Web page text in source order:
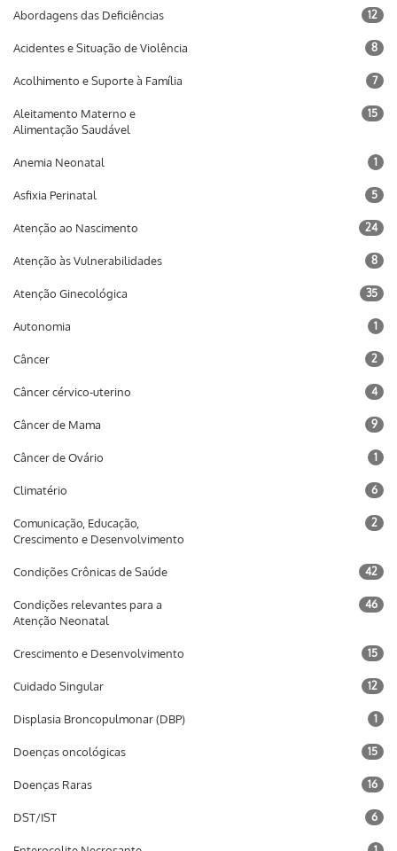
Abordagens das Deficiências 12
Acidentes e Situação de Violência 8
Acolhimento e Suporte à Família 7
Aleitamento Materno e
Alimentação Saudável
15
Anemia Neonatal 1
Asfixia Perinatal 5
Atenção ao Nascimento 24
Atenção às Vulnerabilidades 8
Atenção Ginecológica 35
Autonomia 1
Câncer 2
Câncer cérvico-uterino 4
Câncer de Mama 9
Câncer de Ovário 1
Climatério 6
Comunicação, Educação,
Crescimento e Desenvolvimento
2
Condições Crônicas de Saúde 42
Condições relevantes para a
Atenção Neonatal
46
Crescimento e Desenvolvimento 15
Cuidado Singular 12
Displasia Broncopulmonar (DBP) 1
Doenças oncológicas 15
Doenças Raras 16
DST/IST 6